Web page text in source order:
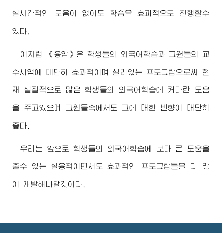
실시간적인 도움이 없이도 학습을 효과적으로 진행할수
있다.
이처럼 《용암》은 학생들의 외국어학습과 교원들의 교
수사업에 대단히 효과적이며 실리있는 프로그람으로써 현
재 실질적으로 많은 학생들의 외국어학습에 커다란 도움
을 주고있으며 교원들속에서도 그에 대한 반향이 대단히
좋다.
우리는 앞으로 학생들의 외국어학습에 보다 큰 도움을
줄수 있는 실용적이면서도 효과적인 프로그람들을 더 많
이 개발해나갈것이다.